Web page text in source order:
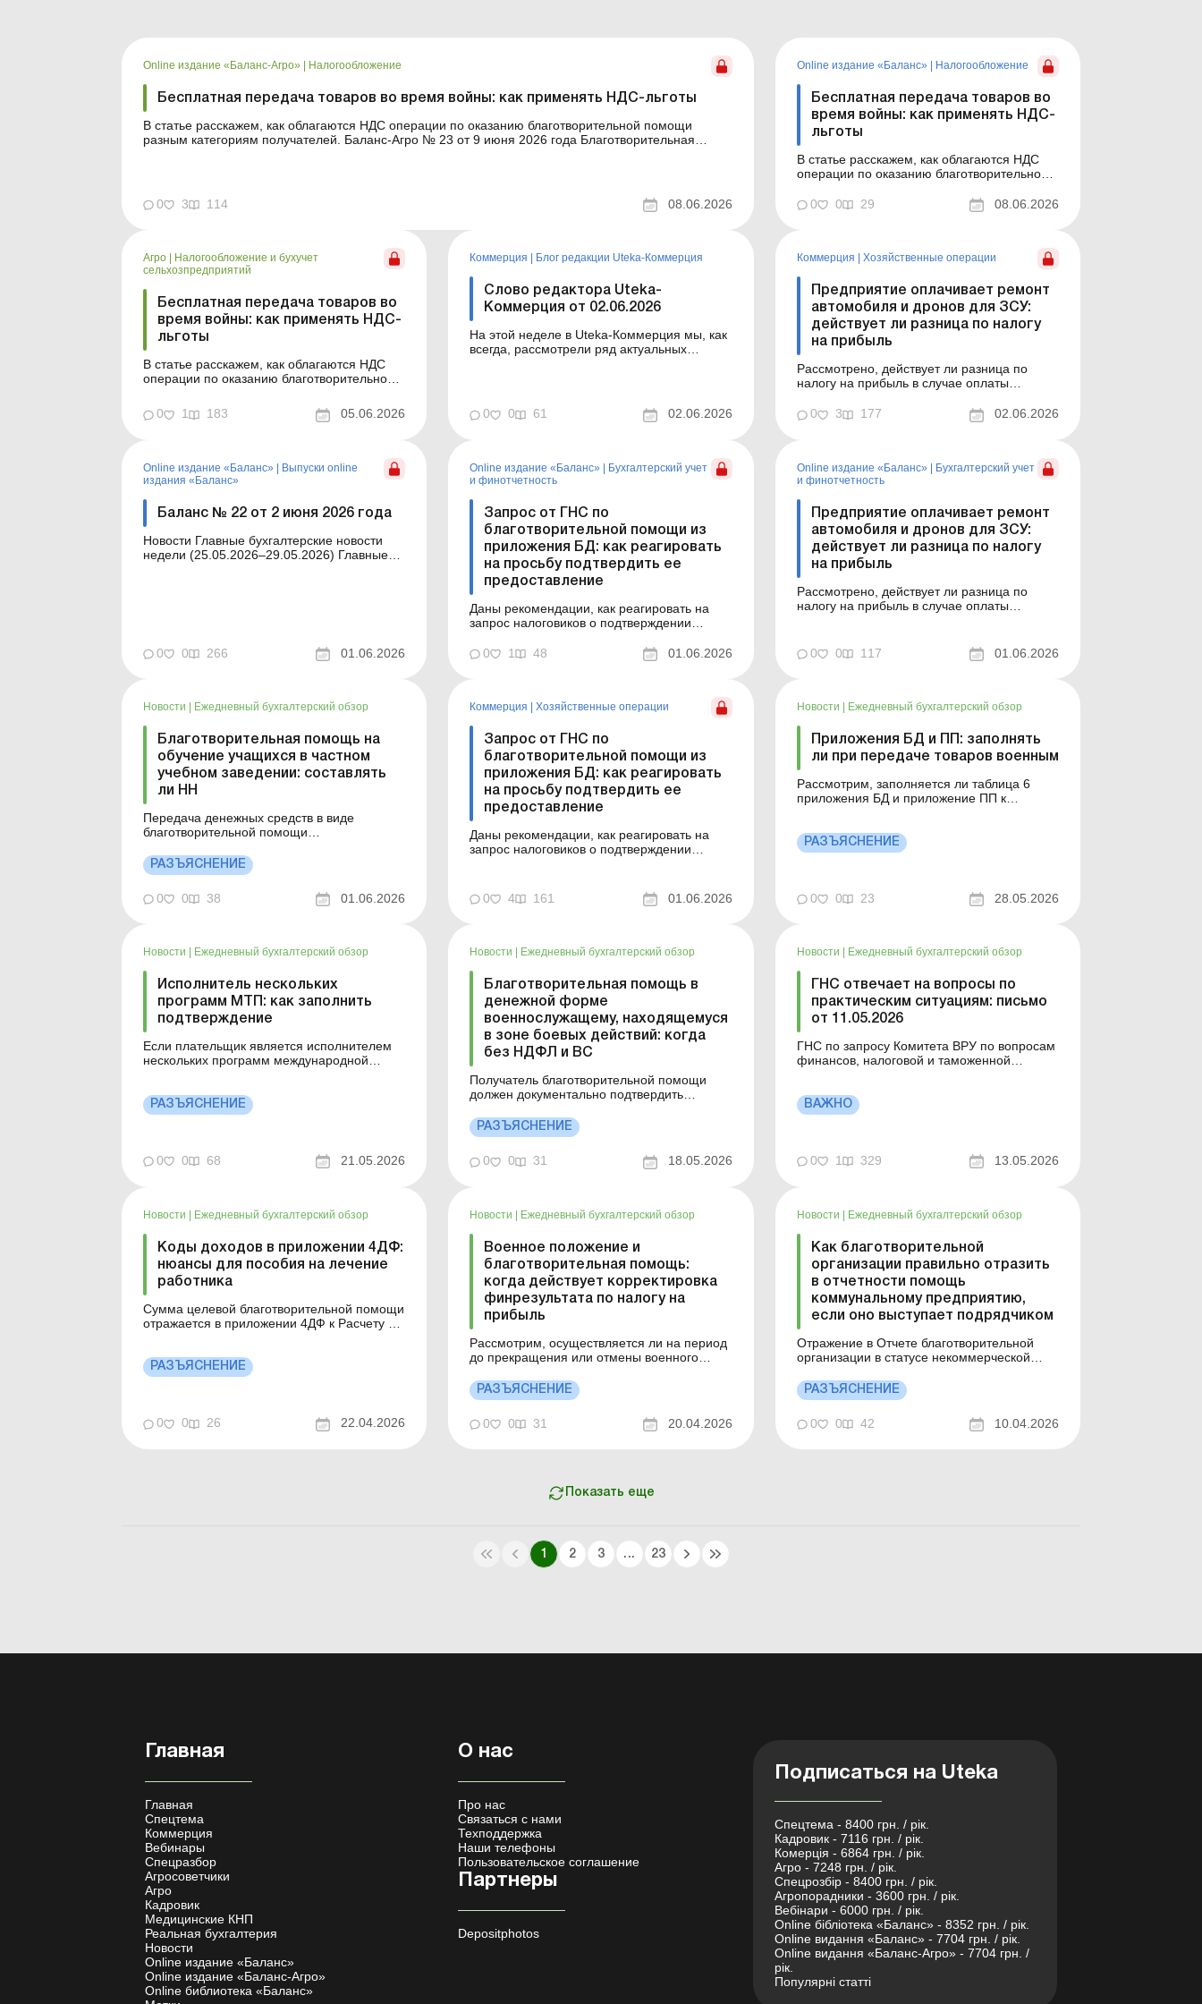
Online издание «Баланс-Агро» Налогообложение
Бесплатная передача товаров во время войны: как применять НДС-льготы
В статье расскажем, как облагаются НДС операции по оказанию благотворительной помощи
разным категориям получателей. Баланс-Агро № 23 от 9 июня 2026 года Благотворительная
0 3 114 08.06.2026
Online издание «Баланс» Налогообложение
Бесплатная передача товаров во
время войны: как применять НДС-
льготы
В статье расскажем, как облагаются НДС
операции по оказанию благотворительной
Баланс № 23 от 9 июня 2026 года
Благотворительная помощь во время
практикой для многих предприятий. Бизнес
передает товары, продукцию, технику, топ...
0 0 29 08.06.2026
Агро
Налогообложение и бухучет
сельхозпредприятий
Бесплатная передача товаров во
время войны: как применять НДС-
льготы
В статье расскажем, как облагаются НДС
операции по оказанию благотворительной
Благотворительная помощь во время
военного положения стала привычной
топливо и другие материальные ценност...
0 1 183 05.06.2026
Коммерция Блог редакции Uteka-Коммерция
Слово редактора Uteka-
Коммерция от 02.06.2026
На этой неделе в Uteka-Коммерция мы, как
всегда, рассмотрели ряд актуальных
Вкратце ознакомлю вас с темами статей,
опубликованных на этой неделе в Uteka-
0 0 61 02.06.2026
Коммерция Хозяйственные операции
Предприятие оплачивает ремонт
автомобиля и дронов для ЗСУ:
действует ли разница по налогу
на прибыль
Рассмотрено, действует ли разница по
налогу на прибыль в случае оплаты
СТО и дронов поставщику, которые
получает воинская часть. Будет ли
воинской части? Ситуация. Предприятие –
плательщик налога на прибыль оплачивает
в...
0 3 177 02.06.2026
Online издание «Баланс» | Выпуски online
издания «Баланс»
Баланс № 22 от 2 июня 2026 года
Новости Главные бухгалтерские новости
недели (25.05.2026–29.05.2026) Главные
0
0 266 01.06.2026
Online издание «Баланс» | Бухгалтерский учет
и финотчетность
Запрос от ГНС по
благотворительной помощи из
приложения БД: как реагировать
на просьбу подтвердить ее
предоставление
Даны рекомендации, как реагировать на
запрос налоговиков о подтверждении
помощи. Баланс № 22 от 2 июня 2026 года
В 2025 году ООО перечисляло деньги
благотворительному фонду на нужды ВСУ.
Предприятие – высокодоходник, применяет
разни...
0 1 48 01.06.2026
Online издание «Баланс» | Бухгалтерский учет
и финотчетность
Предприятие оплачивает ремонт
автомобиля и дронов для ЗСУ:
действует ли разница по налогу
на прибыль
Рассмотрено, действует ли разница по
налогу на прибыль в случае оплаты
получает воинская часть. Будет ли
считаться такая оплата помощью этой
платель...
0 0 117 01.06.2026
Новости Ежедневный бухгалтерский обзор
Благотворительная помощь на
обучение учащихся в частном
учебном заведении: составлять
ли НН
Передача денежных средств в виде
благотворительной помощи
является поставкой товаров/услуг в
понимании НКУ, а потому операция по
оказанию благотворительной помощи в
денежной форме не является объектом
РАЗЪЯСНЕНИЕ
0 0 38 01.06.2026
Коммерция Хозяйственные операции
Запрос от ГНС по
благотворительной помощи из
приложения БД: как реагировать
на просьбу подтвердить ее
предоставление
Даны рекомендации, как реагировать на
запрос налоговиков о подтверждении
деньги общественной организации и
благотворительному фонду на нужды ВСУ.
п...
0 4 161 01.06.2026
Новости Ежедневный бухгалтерский обзор
Приложения БД и ПП: заполнять
ли при передаче товаров военным
Рассмотрим, заполняется ли таблица 6
приложения БД и приложение ПП к
безвозмездной передачи военным частям
товаров. Больше по теме: Помощь
Приложение БД: бла...
РАЗЪЯСНЕНИЕ
0 0 23 28.05.2026
Новости Ежедневный бухгалтерский обзор
Исполнитель нескольких
программ МТП: как заполнить
подтверждение
Если плательщик является исполнителем
нескольких программ международной
отдельное приложение 8. Подробнее см.
ниже. Больше по теме: Учет грантов и
международно...
РАЗЪЯСНЕНИЕ
0 0 68 21.05.2026
Новости Ежедневный бухгалтерский обзор
Благотворительная помощь в
денежной форме
военнослужащему, находящемуся
в зоне боевых действий: когда
без НДФЛ и ВС
Получатель благотворительной помощи
должен документально подтвердить
помощи. Больше по теме:
Благотворительность: изменения по НДФЛ
и разницам по налогу на прибыль
Облагается ли НДФЛ и военным сбором
РАЗЪЯСНЕНИЕ
0 0 31 18.05.2026
Новости Ежедневный бухгалтерский обзор
ГНС отвечает на вопросы по
практическим ситуациям: письмо
от 11.05.2026
ГНС по запросу Комитета ВРУ по вопросам
финансов, налоговой и таможенной
налогового законодательства Украины.
Больше по теме: ГНС отвечает на вопросы
актуаль...
ВАЖНО
0 1 329 13.05.2026
Новости | Ежедневный бухгалтерский обзор
Коды доходов в приложении 4ДФ:
нюансы для пособия на лечение
работника
Сумма целевой благотворительной помощи
отражается в приложении 4ДФ к Расчету по
предоставленные как помощь на лечение и
медицинское обслуживание в соответствии
РАЗЪЯСНЕНИЕ
0 0 26 22.04.2026
Новости | Ежедневный бухгалтерский обзор
Военное положение и
благотворительная помощь:
когда действует корректировка
финрезультата по налогу на
прибыль
Рассмотрим, осуществляется ли на период
до прекращения или отмены военного
корректировка финрезультата до
налогообложения на сумму средств
(стоимость товаров), перечисленных
(переданных) неприбыльным учреждениям
РАЗЪЯСНЕНИЕ
0 0 31 20.04.2026
Новости | Ежедневный бухгалтерский обзор
Как благотворительной
организации правильно отразить
в отчетности помощь
коммунальному предприятию,
если оно выступает подрядчиком
Отражение в Отчете благотворительной
организации в статусе некоммерческой
благотворительной помощи коммунальному
предприятию в форме оплаты работ в
пределах уставной деятельности такой
благотворительной организации
РАЗЪЯСНЕНИЕ
0 0 42 10.04.2026
Показать еще
1 2 3 ... 23
Главная
Главная
Спецтема
Коммерция
Вебинары
Спецразбор
Агросоветчики
Агро
Кадровик
Медицинские КНП
Реальная бухгалтерия
Новости
Online издание «Баланс»
Online издание «Баланс-Агро»
Online библиотека «Баланс»
О нас
Про нас
Связаться с нами
Техподдержка
Наши телефоны
Пользовательское соглашение
Партнеры
Depositphotos
Подписаться на Uteka
Спецтема - 8400 грн. / рік.
Кадровик - 7116 грн. / рік.
Комерція - 6864 грн. / рік.
Агро - 7248 грн. / рік.
Спецрозбір - 8400 грн. / рік.
Агропорадники - 3600 грн. / рік.
Вебінари - 6000 грн. / рік.
Online бібліотека «Баланс» - 8352 грн. / рік.
Online видання «Баланс» - 7704 грн. / рік.
Online видання «Баланс-Агро» - 7704 грн. /
рік.
Популярні статті